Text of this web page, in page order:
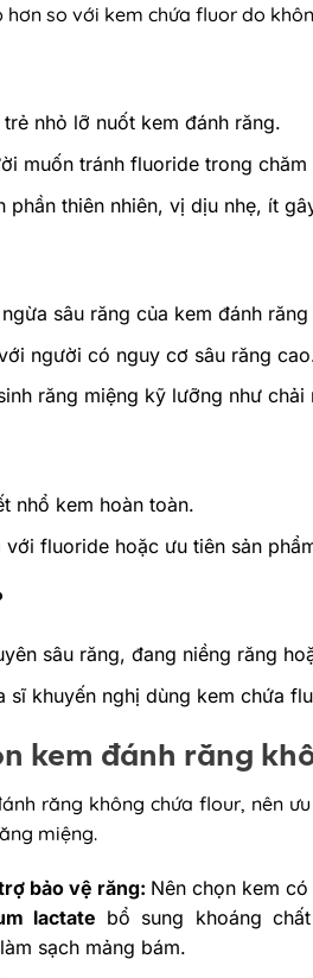
hơn so với kem chứa fluor do
nhỏ lỡ nuốt kem đánh răng.
muốn tránh fluoride trong
phần thiên nhiên, vị dịu nhẹ, ít
sâu răng của kem đánh
người có nguy cơ sâu răng
răng miệng kỹ lưỡng như
nhổ kem hoàn toàn.
với fluoride hoặc ưu tiên sản
sâu răng, đang niềng răng
sĩ khuyến nghị dùng kem chứa
kem đánh răng
răng không chứa flour, nên
miệng.
bảo vệ răng: Nên chọn kem
lactate bổ sung khoáng
sạch mảng bám.